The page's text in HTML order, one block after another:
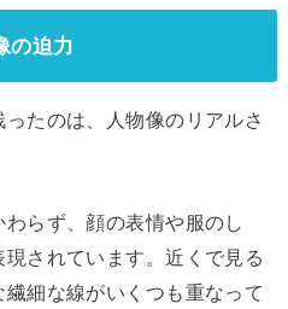
の迫力
たのは、人物像のリアルさ
らず、顔の表情や服のし
されています。近くで見る
細な線がいくつも重なって